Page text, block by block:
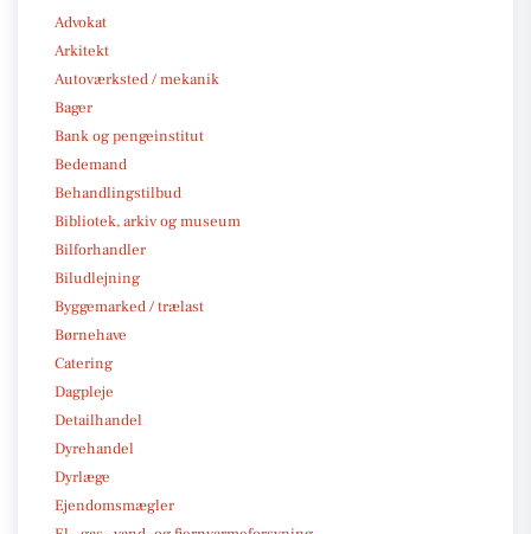
Advokat
Arkitekt
Autoværksted / mekanik
Bager
Bank og pengeinstitut
Bedemand
Behandlingstilbud
Bibliotek, arkiv og museum
Bilforhandler
Biludlejning
Byggemarked / trælast
Børnehave
Catering
Dagpleje
Detailhandel
Dyrehandel
Dyrlæge
Ejendomsmægler